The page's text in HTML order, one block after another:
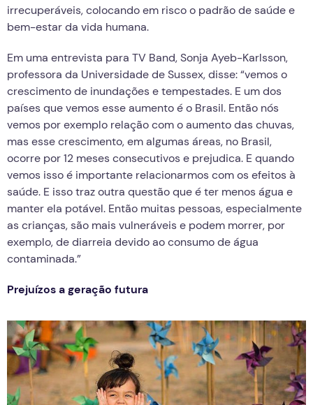
irrecuperáveis, colocando em risco o padrão de saúde e
bem-estar da vida humana.
Em uma entrevista para TV Band, Sonja Ayeb-Karlsson,
professora da Universidade de Sussex, disse: “vemos o
crescimento de inundações e tempestades. E um dos
países que vemos esse aumento é o Brasil. Então nós
vemos por exemplo relação com o aumento das chuvas,
mas esse crescimento, em algumas áreas, no Brasil,
ocorre por 12 meses consecutivos e prejudica. E quando
vemos isso é importante relacionarmos com os efeitos à
saúde. E isso traz outra questão que é ter menos água e
manter ela potável. Então muitas pessoas, especialmente
as crianças, são mais vulneráveis e podem morrer, por
exemplo, de diarreia devido ao consumo de água
contaminada.”
Prejuízos a geração futura